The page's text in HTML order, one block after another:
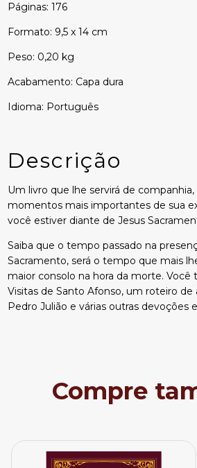
Páginas: 176
Formato: 9,5 x 14 cm
Peso: 0,20 kg
Acabamento: Capa dura
Idioma: Português
Descrição
Um livro que lhe servirá de
momentos mais importantes de sua
você estiver diante de Jesus
Saiba que o tempo passado na
Sacramento, será o tempo que mais
maior consolo na hora da morte. Você
Visitas de Santo Afonso, um roteiro de
Pedro Julião e várias outras devoções
Compre